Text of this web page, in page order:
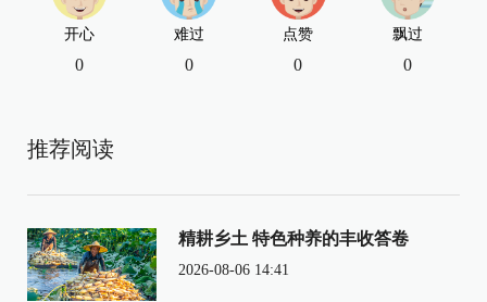
开心
0
难过
0
点赞
0
飘过
0
推荐阅读
精耕乡土 特色种养的丰收答卷
2026-08-06 14:41